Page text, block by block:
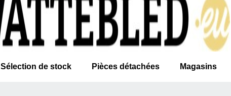
Sélection de stock Pièces détachées Magasins